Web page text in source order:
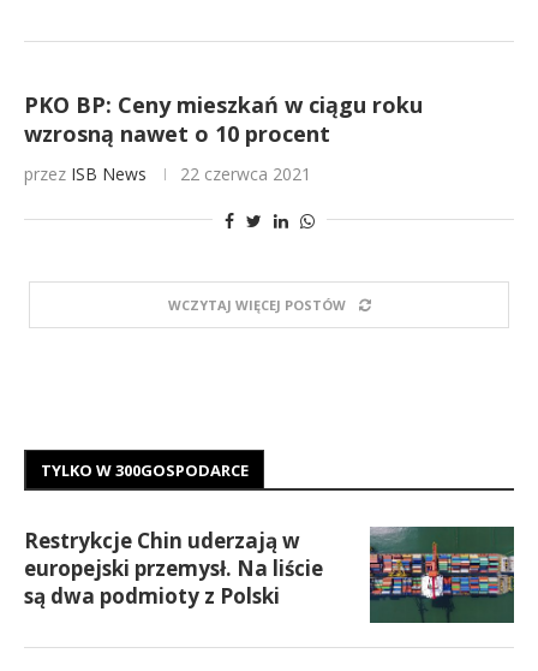
PKO BP: Ceny mieszkań w ciągu roku
wzrosną nawet o 10 procent
przez ISB News 22 czerwca 2021
WCZYTAJ WIĘCEJ POSTÓW
TYLKO W 300GOSPODARCE
Restrykcje Chin uderzają w
europejski przemysł. Na liście
są dwa podmioty z Polski